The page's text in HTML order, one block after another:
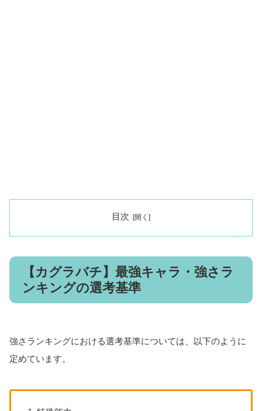
目次
【カグラバチ】最強キャラ・強さラ
ンキングの選考基準
強さランキングにおける選考基準については、以下のように
定めています。